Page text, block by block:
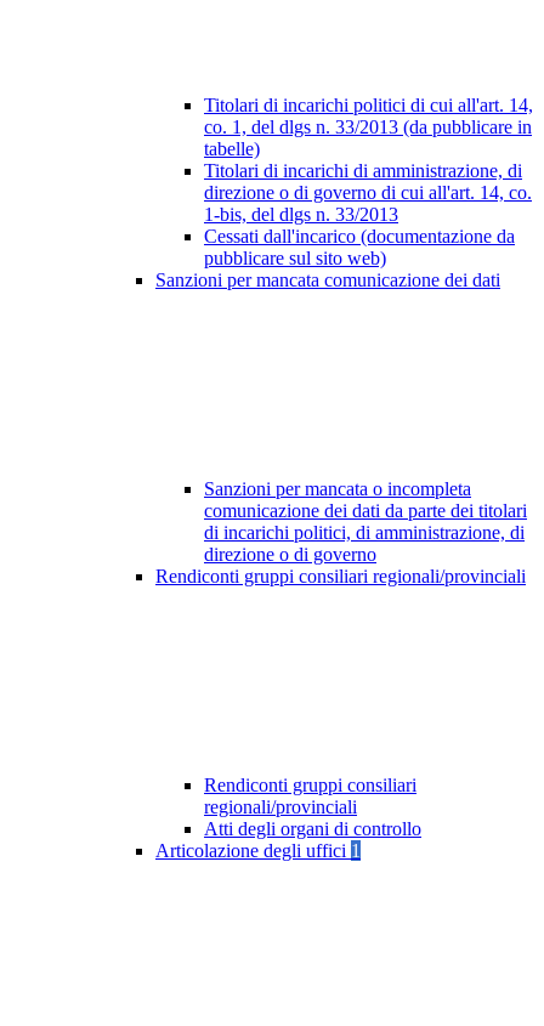
Titolari di incarichi politici di cui all'art. 14,
co. 1, del dlgs n. 33/2013 (da pubblicare in
tabelle)
Titolari di incarichi di amministrazione, di
direzione o di governo di cui all'art. 14, co.
1-bis, del dlgs n. 33/2013
Cessati dall'incarico (documentazione da
pubblicare sul sito web)
Sanzioni per mancata comunicazione dei dati
Sanzioni per mancata o incompleta
comunicazione dei dati da parte dei titolari
di incarichi politici, di amministrazione, di
direzione o di governo
Rendiconti gruppi consiliari regionali/provinciali
Rendiconti gruppi consiliari
regionali/provinciali
Atti degli organi di controllo
Articolazione degli uffici 1